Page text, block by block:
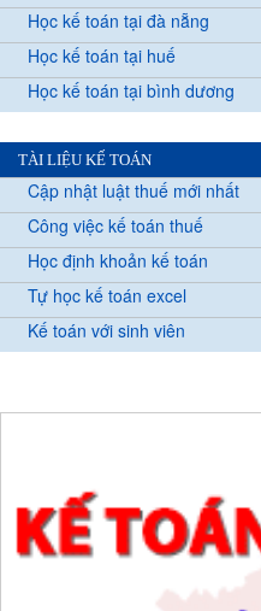
Học kế toán tại đà nẵng
Học kế toán tại huế
Học kế toán tại bình dương
TÀI LIỆU KẾ TOÁN
Cập nhật luật thuế mới nhất
Công việc kế toán thuế
Học định khoản kế toán
Tự học kế toán excel
Kế toán với sinh viên